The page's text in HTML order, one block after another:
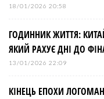
18/01/2026 20:58
ГОДИННИК ЖИТТЯ:
ЯКИЙ РАХУЄ ДНІ ДО
13/01/2026 22:09
КІНЕЦЬ ЕПОХИ